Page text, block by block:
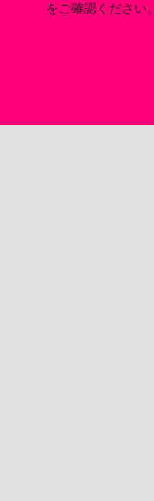
をご確認ください。